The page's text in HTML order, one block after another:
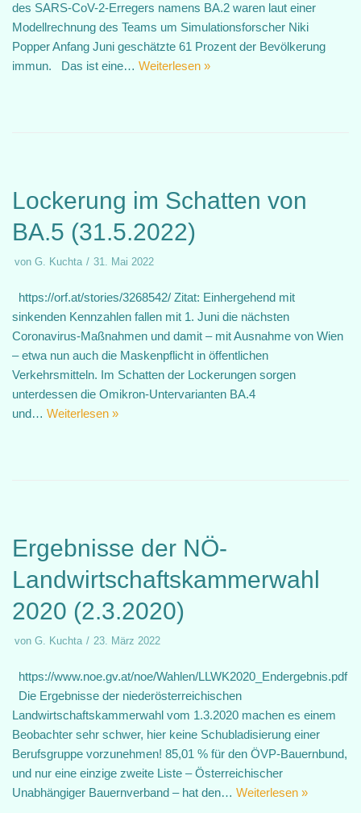
des SARS-CoV-2-Erregers namens BA.2 waren laut einer
Modellrechnung des Teams um Simulationsforscher Niki
Popper Anfang Juni geschätzte 61 Prozent der Bevölkerung
immun. Das ist eine… Weiterlesen »
Lockerung im Schatten von
BA.5 (31.5.2022)
von G. Kuchta 31. Mai 2022
https://orf.at/stories/3268542/ Zitat: Einhergehend mit
sinkenden Kennzahlen fallen mit 1. Juni die nächsten
Coronavirus-Maßnahmen und damit – mit Ausnahme von Wien
– etwa nun auch die Maskenpflicht in öffentlichen
Verkehrsmitteln. Im Schatten der Lockerungen sorgen
unterdessen die Omikron-Untervarianten BA.4
und… Weiterlesen »
Ergebnisse der NÖ-
Landwirtschaftskammerwahl
2020 (2.3.2020)
von G. Kuchta 23. März 2022
https://www.noe.gv.at/noe/Wahlen/LLWK2020_Endergebnis.pdf
Die Ergebnisse der niederösterreichischen
Landwirtschaftskammerwahl vom 1.3.2020 machen es einem
Beobachter sehr schwer, hier keine Schubladisierung einer
Berufsgruppe vorzunehmen! 85,01 % für den ÖVP-Bauernbund,
und nur eine einzige zweite Liste – Österreichischer
Unabhängiger Bauernverband – hat den… Weiterlesen »